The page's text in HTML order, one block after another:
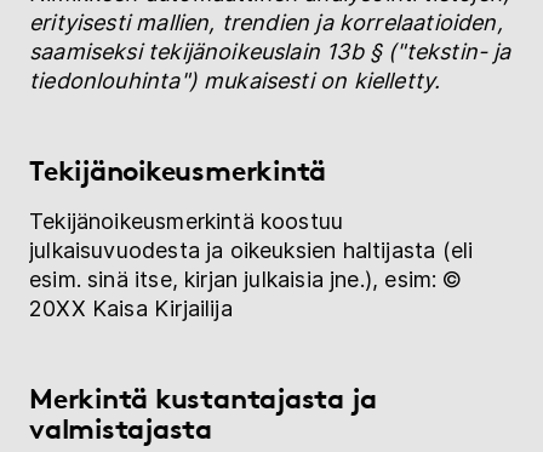
erityisesti mallien, trendien ja korrelaatioiden,
saamiseksi tekijänoikeuslain 13b § ("tekstin- ja
tiedonlouhinta") mukaisesti on kielletty.
Tekijänoikeusmerkintä
Tekijänoikeusmerkintä koostuu
julkaisuvuodesta ja oikeuksien haltijasta (eli
esim. sinä itse, kirjan julkaisia jne.), esim: ©
20XX Kaisa Kirjailija
Merkintä kustantajasta ja
valmistajasta